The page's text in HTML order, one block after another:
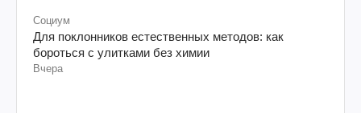
Социум
Для поклонников естественных методов: как
бороться с улитками без химии
Вчера